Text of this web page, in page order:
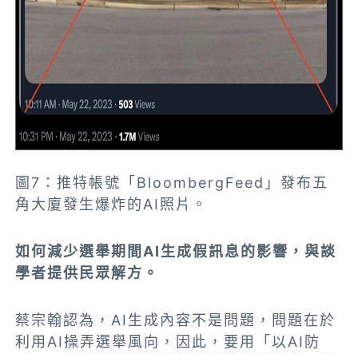
圖7：推特帳號「BloombergFeed」發布五
角大廈發生爆炸的AI照片。
如何減少選舉期間AI生成假訊息的影響，與談
學者提供民眾解方。
蔡宗翰認為，AI生成內容不是問題，問題在於
利用AI操弄選舉風向，因此，要用「以AI防